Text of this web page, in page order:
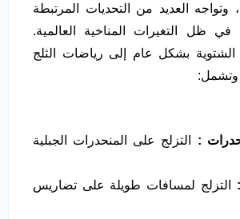
وتواجه العديد من التحديات المرتبطة
ظل التغيرات المناخية العالمية.
بشكل عام إلى رياضات الثلج
وتشمل:
: التزلج على المنحدرات الجبلية
التزلج لمسافات طويلة على تضاريس